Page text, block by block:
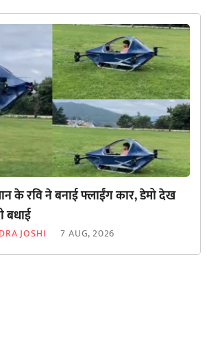
के रवि ने बनाई फ्लाईंग कार, डेमो देख
बधाई
JOSHI 7 AUG, 2026